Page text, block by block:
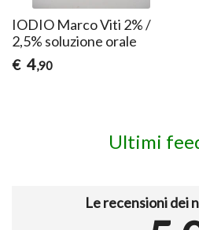
IODIO Marco Viti 2% /
2,5% soluzione orale
€ 4,90
Ultimi
Le recensioni dei